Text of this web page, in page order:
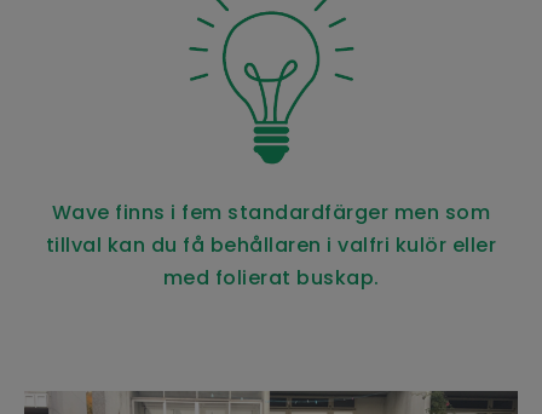
Wave finns i fem standardfärger men som
tillval kan du få behållaren i valfri kulör eller
med folierat buskap.